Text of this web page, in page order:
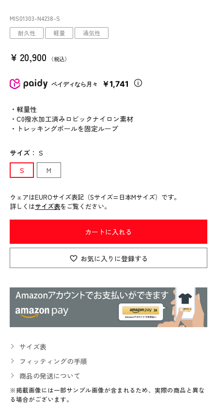
MIS01303-N4238-S
耐久性 軽量 通気性
¥ 20,900 税込
ペイディなら月々 ￥1,741
・軽量性
・C0撥水加工済みロビックナイロン素材
・トレッキングポールを固定ループ
サイズ ： S
S
M
ウェアはEUROサイズ表記（Sサイズ=日本Mサイズ）です。
詳しくはサイズ表をご覧ください。
カートに入れる
お気に入りに登録する
サイズ表
フィッティングの手順
商品の発送について
※掲載画像には一部サンプル画像が含まれるため、実際の商品と異な
る場合がございます。